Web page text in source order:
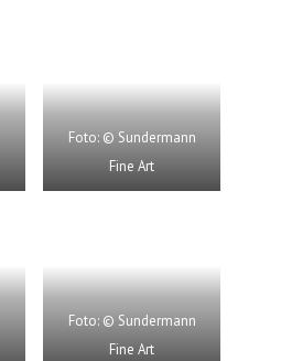
Foto: © Sundermann
Fine Art
Foto: © Sundermann
Fine Art